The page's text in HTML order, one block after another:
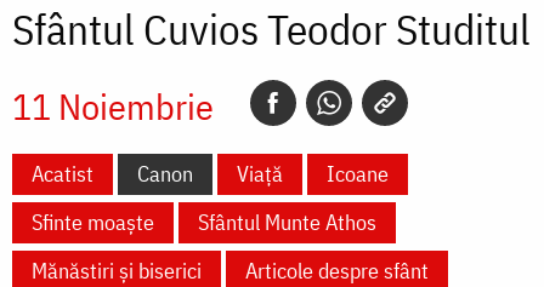
Sfântul Cuvios Teodor Studitul
11 Noiembrie
Acatist Canon Viață
Icoane
Sfinte moaște
Sfântul Munte Athos
Mănăstiri și biserici
Articole despre sfânt